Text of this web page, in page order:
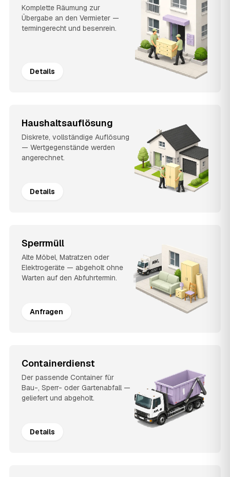
Komplette Räumung zur
Übergabe an den Vermieter —
termingerecht und besenrein.
Details
Haushaltsauflösung
Diskrete, vollständige Auflösung
— Wertgegenstände werden
angerechnet.
Details
Sperrmüll
Alte Möbel, Matratzen oder
Elektrogeräte — abgeholt ohne
Warten auf den Abfuhrtermin.
Anfragen
Containerdienst
Der passende Container für
Bau-, Sperr- oder Gartenabfall —
geliefert und abgeholt.
Details